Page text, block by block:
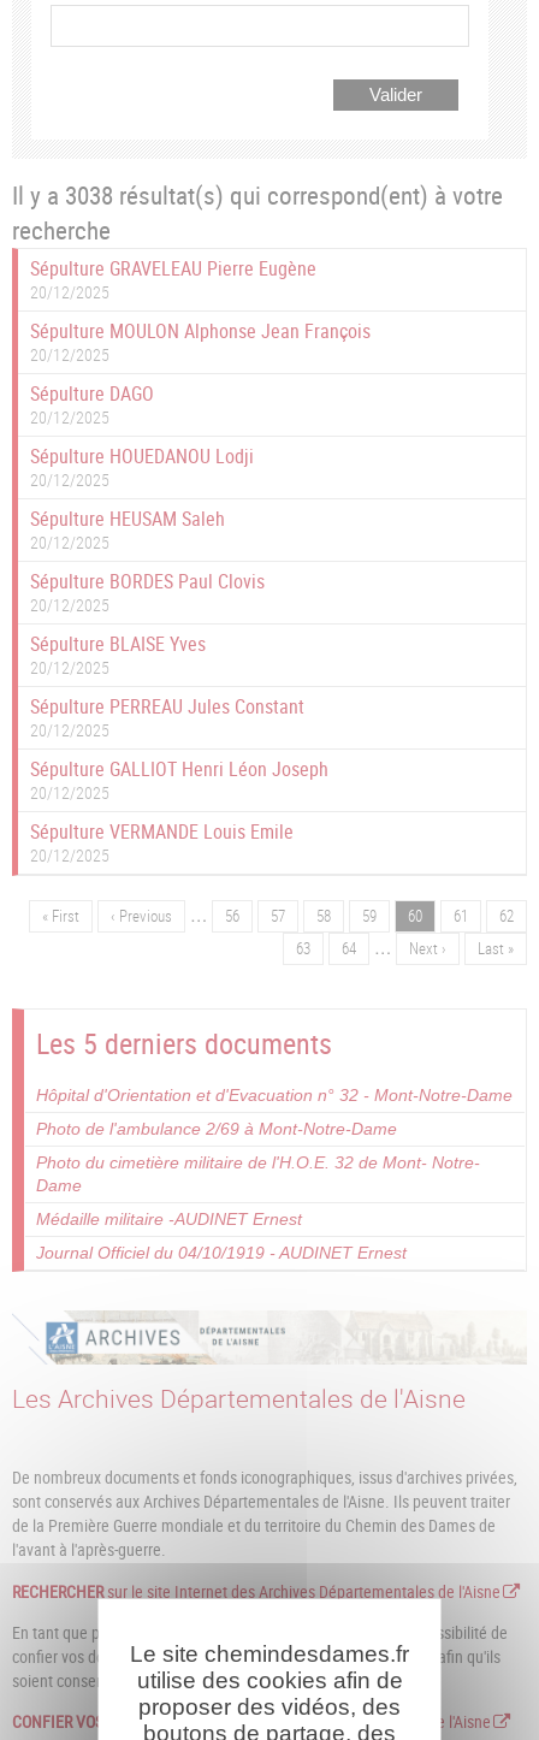
Il y a 3038 résultat(s) qui correspond(ent) à votre
recherche
Sépulture GRAVELEAU Pierre Eugène
20/12/2025
Sépulture MOULON Alphonse Jean François
20/12/2025
Sépulture DAGO
20/12/2025
Sépulture HOUEDANOU Lodji
20/12/2025
Sépulture HEUSAM Saleh
20/12/2025
Sépulture BORDES Paul Clovis
20/12/2025
Sépulture BLAISE Yves
20/12/2025
Sépulture PERREAU Jules Constant
20/12/2025
Sépulture GALLIOT Henri Léon Joseph
20/12/2025
Sépulture VERMANDE Louis Emile
20/12/2025
Pagination
Première
« First
Page
‹ Previous … Page
56 Page
57 Page
58 Page
59 Page
60 Page
61 Page
62
Page
63 Page
64 …
Page
Next ›
Dernière
Last »
Les 5 derniers documents
Hôpital d'Orientation et d'Evacuation n° 32 - Mont-Notre-Dame
Photo de l'ambulance 2/69 à Mont-Notre-Dame
Photo du cimetière militaire de l'H.O.E. 32 de Mont- Notre-
Dame
Médaille militaire -AUDINET Ernest
Journal Officiel du 04/10/1919 - AUDINET Ernest
Les Archives Départementales de l'Aisne
De nombreux documents et fonds iconographiques, issus d'archives privées,
sont conservés aux Archives Départementales de l'Aisne. Ils peuvent traiter
de la Première Guerre mondiale et du territoire du Chemin des Dames de
l'avant à l'après-guerre.
RECHERCHERsur le site Internet des Archives Départementales de l'Aisne
En tant que particulier, association ou entreprise vous avez la possibilité de
confier vos documents aux Archives départementales de l'Aisne afin qu'ils
soient conservés dans des conditions optimales et inventoriées.
CONFIER VOS DOCUMENTS
aux Archives Départementales de l'Aisne
Le site chemindesdames.fr
utilise des cookies afin de
proposer des vidéos, des
boutons de partage, des